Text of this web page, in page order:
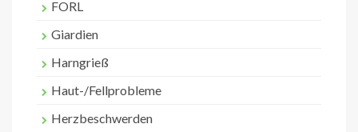
FORL
Giardien
Harngrieß
Haut-/Fellprobleme
Herzbeschwerden